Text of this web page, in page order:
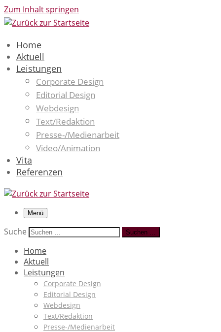
Zum Inhalt springen
Home
Aktuell
Leistungen
Corporate Design
Editorial Design
Webdesign
Text/Redaktion
Presse-/Medienarbeit
Video/Animation
Vita
Referenzen
Menü
Suche Suchen …
Home
Aktuell
Leistungen
Corporate Design
Editorial Design
Webdesign
Text/Redaktion
Presse-/Medienarbeit